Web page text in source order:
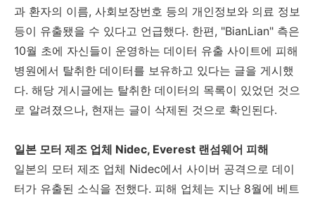
과 환자의 이름, 사회보장번호 등의 개인정보와 의료 정보
등이 유출됐을 수 있다고 언급했다. 한편, "BianLian" 측은
10월 초에 자신들이 운영하는 데이터 유출 사이트에 피해
병원에서 탈취한 데이터를 보유하고 있다는 글을 게시했
다. 해당 게시글에는 탈취한 데이터의 목록이 있었던 것으
로 알려졌으나, 현재는 글이 삭제된 것으로 확인된다.
일본 모터 제조 업체 Nidec, Everest 랜섬웨어 피해
일본의 모터 제조 업체 Nidec에서 사이버 공격으로 데이
터가 유출된 소식을 전했다. 피해 업체는 지난 8월에 베트